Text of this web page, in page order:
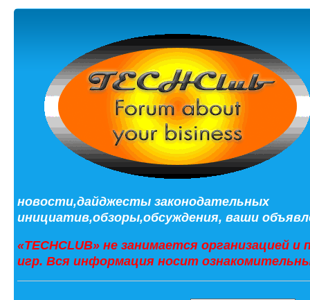
новости,дайджесты законодательных
инициатив,обзоры,обсуждения, ваши
«TECHCLUB» не занимается организацией
игр. Вся информация носит